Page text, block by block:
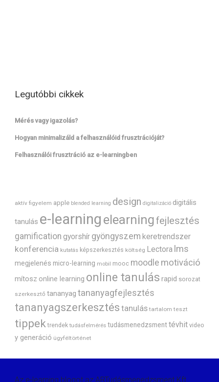
Legutóbbi cikkek
Mérés vagy igazolás?
Hogyan minimalizáld a felhasználóid frusztrációját?
Felhasználói frusztráció az e-learningben
aktív figyelem apple blended learning design digitalizáció digitális
tanulás e-learning elearningfejlesztés
gamification gyorshír gyöngyszem keretrendszer
konferencia kutatás képszerkesztés költség Lectora lms
megjelenés micro-learning mobil mooc moodle motiváció
mítosz online learning online tanulás rapid sorozat
szerkesztő tananyag tananyagfejlesztés
tananyagszerkesztés tanulás tartalom teszt
tippek trendek tudásfelmérés tudásmenedzsmenttévhit video
y generáció ügyféltörténet
Az e-learning blogot az ARTudásmenedzsment Kft.